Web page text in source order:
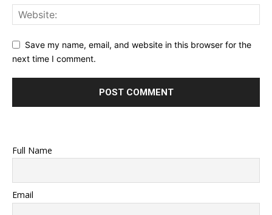
Save my name, email, and website in this browser for the
next time I comment.
Full Name
Email